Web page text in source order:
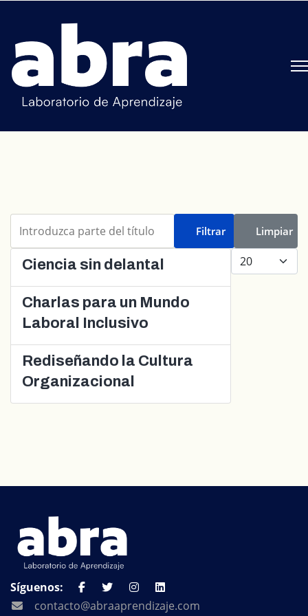
Filtrar Limpiar
Cantidad a
Ciencia sin delantal
Charlas para un Mundo
Laboral Inclusivo
Rediseñando la Cultura
Organizacional
Síguenos:
contacto@abraaprendizaje.com